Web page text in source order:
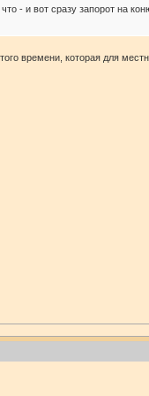
- и вот сразу запорот на
времени, которая для